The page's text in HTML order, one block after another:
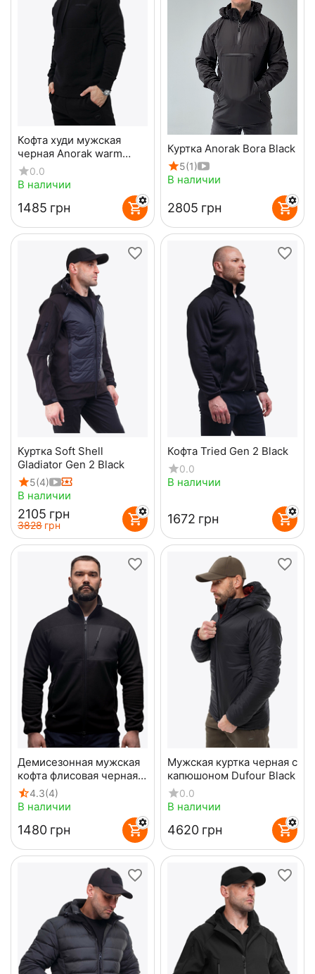
Кофта худи мужская
черная Anorak warm
Gen2 Black
0.0
В наличии
‍1485‍ грн
Куртка Anorak Bora Black
5(1)
В наличии
‍2805‍ грн
Куртка Soft Shell
Gladiator Gen 2 Black
5(4)
В наличии
‍2105‍ грн
‍3828‍ грн
Кофта Tried Gen 2 Black
0.0
В наличии
‍1672‍ грн
Демисезонная мужская
кофта флисовая черная
Stratus Black
4.3(4)
В наличии
‍1480‍ грн
Мужская куртка черная с
капюшоном Dufour Black
0.0
В наличии
‍4620‍ грн